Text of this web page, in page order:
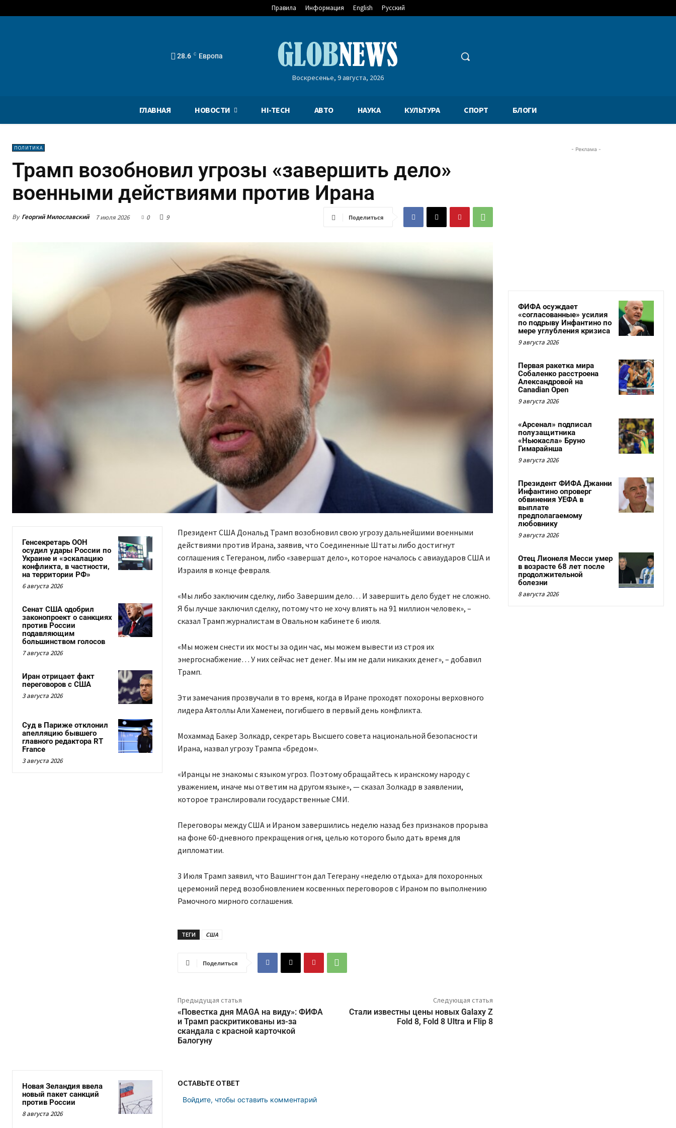
Правила Информация English Русский
28.6 C Европа
Воскресенье, 9 августа, 2026
ГЛАВНАЯ НОВОСТИ HI-TECH АВТО НАУКА КУЛЬТУРА СПОРТ БЛОГИ
ПОЛИТИКА
Трамп возобновил угрозы «завершить дело»
военными действиями против Ирана
By Георгий Милославский 7 июля 2026 0 9 Поделиться
Генсекретарь ООН
осудил удары России по
Украине и «эскалацию
конфликта, в частности,
на территории РФ»
6 августа 2026
Сенат США одобрил
законопроект о санкциях
против России
подавляющим
большинством голосов
7 августа 2026
Иран отрицает факт
переговоров с США
3 августа 2026
Суд в Париже отклонил
апелляцию бывшего
главного редактора RT
France
3 августа 2026
Президент США Дональд Трамп возобновил свою угрозу дальнейшими военными
действиями против Ирана, заявив, что Соединенные Штаты либо достигнут
соглашения с Тегераном, либо «завершат дело», которое началось с авиаударов США и
Израиля в конце февраля.
«Мы либо заключим сделку, либо Завершим дело… И завершить дело будет не сложно.
Я бы лучше заключил сделку, потому что не хочу влиять на 91 миллион человек», –
сказал Трамп журналистам в Овальном кабинете 6 июля.
«Мы можем снести их мосты за один час, мы можем вывести из строя их
энергоснабжение… У них сейчас нет денег. Мы им не дали никаких денег», – добавил
Трамп.
Эти замечания прозвучали в то время, когда в Иране проходят похороны верховного
лидера Аятоллы Али Хаменеи, погибшего в первый день конфликта.
Мохаммад Бакер Золкадр, секретарь Высшего совета национальной безопасности
Ирана, назвал угрозу Трампа «бредом».
«Иранцы не знакомы с языком угроз. Поэтому обращайтесь к иранскому народу с
уважением, иначе мы ответим на другом языке», — сказал Золкадр в заявлении,
которое транслировали государственные СМИ.
Переговоры между США и Ираном завершились неделю назад без признаков прорыва
на фоне 60-дневного прекращения огня, целью которого было дать время для
дипломатии.
3 Июля Трамп заявил, что Вашингтон дал Тегерану «неделю отдыха» для похоронных
церемоний перед возобновлением косвенных переговоров с Ираном по выполнению
Рамочного мирного соглашения.
ТЕГИ США
Поделиться
Предыдущая статья
«Повестка дня MAGA на виду»: ФИФА
и Трамп раскритикованы из-за
скандала с красной карточкой
Балогуну
Следующая статья
Стали известны цены новых Galaxy Z
Fold 8, Fold 8 Ultra и Flip 8
Новая Зеландия ввела
новый пакет санкций
против России
8 августа 2026
ОСТАВЬТЕ ОТВЕТ
Войдите, чтобы оставить комментарий
- Реклама -
ФИФА осуждает
«согласованные» усилия
по подрыву Инфантино по
мере углубления кризиса
9 августа 2026
Первая ракетка мира
Собаленко расстроена
Александровой на
Canadian Open
9 августа 2026
«Арсенал» подписал
полузащитника
«Ньюкасла» Бруно
Гимарайнша
9 августа 2026
Президент ФИФА Джанни
Инфантино опроверг
обвинения УЕФА в
выплате
предполагаемому
любовнику
9 августа 2026
Отец Лионеля Месси умер
в возрасте 68 лет после
продолжительной
болезни
8 августа 2026